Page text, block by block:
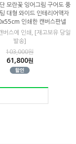
모란꽃 잉어그림 구어도 풍
대형 와이드 인테리어액자
인쇄한 캔버스판넬
스에 인쇄, [재고보유 당일
발송]
103,000원
61,800원